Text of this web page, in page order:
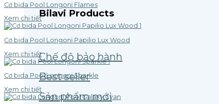
Bilavi Products
Chế độ bảo hành
Best seller
Sản phẩm mới
Cơ bida Pool Longoni Flames
Xem chi tiết
Cơ bida Pool Longoni Papilio Lux Wood
Xem chi tiết
Cơ bida Pool Longoni Sparkle
Xem chi tiết